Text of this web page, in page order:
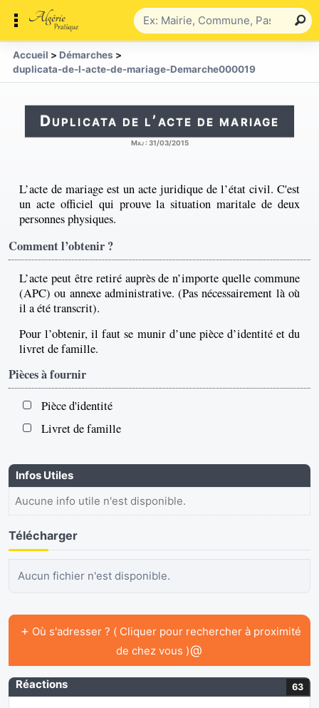
Accueil > Démarches >
duplicata-de-l-acte-de-mariage-Demarche000019
Duplicata de l’acte de mariage
Maj : 31/03/2015
L’acte de mariage est un acte juridique de l’état civil. C'est
un acte officiel qui prouve la situation maritale de deux
personnes physiques.
Comment l’obtenir ?
L’acte peut être retiré auprès de n’importe quelle commune
(APC) ou annexe administrative. (Pas nécessairement là où
il a été transcrit).
Pour l’obtenir, il faut se munir d’une pièce d’identité et du
livret de famille.
Pièces à fournir
Pièce d'identité
Livret de famille
Infos Utiles
Aucune info utile n'est disponible.
Télécharger
Aucun fichier n'est disponible.
+ Où s'adresser ? ( Cliquer pour rechercher à proximité
de chez vous )@
Réactions 63